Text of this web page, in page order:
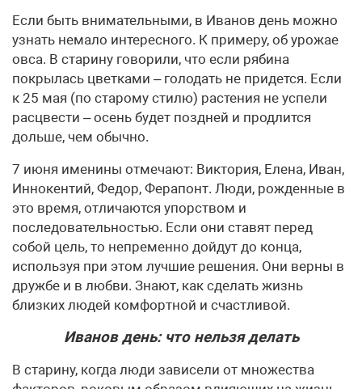
Если быть внимательными, в Иванов день можно
узнать немало интересного. К примеру, об урожае
овса. В старину говорили, что если рябина
покрылась цветками – голодать не придется. Если
к 25 мая (по старому стилю) растения не успели
расцвести – осень будет поздней и продлится
дольше, чем обычно.
7 июня именины отмечают: Виктория, Елена, Иван,
Иннокентий, Федор, Ферапонт. Люди, рожденные в
это время, отличаются упорством и
последовательностью. Если они ставят перед
собой цель, то непременно дойдут до конца,
используя при этом лучшие решения. Они верны в
дружбе и в любви. Знают, как сделать жизнь
близких людей комфортной и счастливой.
Иванов день: что нельзя делать
В старину, когда люди зависели от множества